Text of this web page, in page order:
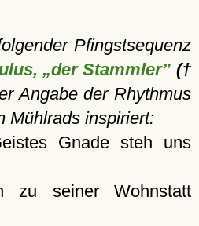
Pfingstsequenz
„der Stammler” (†
Angabe der Rhythmus
Mühlrads inspiriert:
Gnade steh uns
zu seiner Wohnstatt